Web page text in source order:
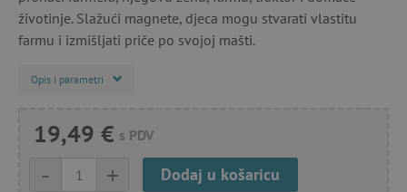
životinje. Slažući magnete, djeca mogu stvarati vlastitu
farmu i izmišljati priče po svojoj mašti.
Opis i parametri
19,49 € s PDV
+
- Dodaj u košaricu